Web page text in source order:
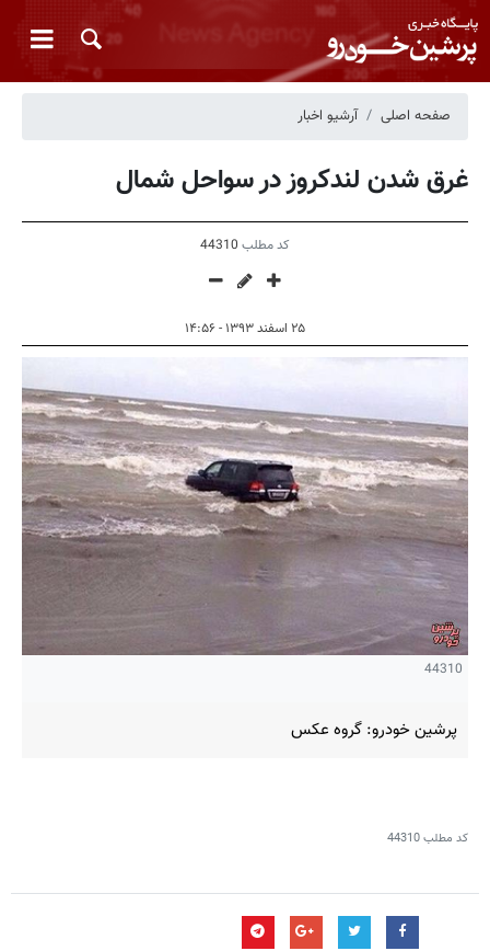
صفحه اصلی آرشیو اخبار
غرق شدن لندکروز در سواحل شمال
کد مطلب 44310
۲۵ اسفند ۱۳۹۳ - ۱۴:۵۶
44310
پرشین خودرو: گروه عکس
کد مطلب44310